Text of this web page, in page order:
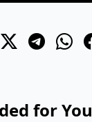
for You